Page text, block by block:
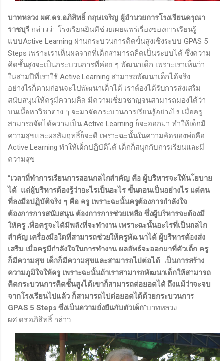
บาทหลวง ผศ.ดร.อภิสิทธิ์ กฤษเจริญ ผู้อำนวยการโรงเรียนดรุณา
ราชบุรี กล่าวว่า โรงเรียนยินดีช่วยเผยแพร่เรื่องของการเรียนรู้
แบบActive Learning ผ่านกระบวนการคิดขั้นสูงเชิงระบบ GPAS 5
Steps เพราะเราเห็นผลจากที่เด็กสามารถคิดเป็นระบบได้ ซึ่งความ
คิดชั้นสูงจะเป็นกระบวนการที่ค่อย ๆ พัฒนาเด็ก เพราะเราเห็นว่า
ในสามปีที่เราใช้ Active Learning สามารถพัฒนาเด็กได้จริง
อย่างไรก็ตามก่อนจะไปพัฒนาเด็กได้ เราต้องได้รับการส่งเสริม
สนับสนุนให้ครูมีความคิด มีความเชี่ยวชาญจนสามารถมองได้ว่า
บนเนื้อหาวิชาต่าง ๆ จะมาจัดกระบวนการเรียนรู้อย่างไร เมื่อครู
สามารถจัดได้ความเป็น Active Learning ก็จะออกมา ทำให้เด็กมี
ความสุขและผลสัมฤทธิ์ก็จะดี เพราะฉะนั้นในความคิดของพ่อคือ
Active Learning ทำให้เด็กปฏิบัติได้ เด็กก็สนุกกับการเรียนและมี
ความสุข
“เวลาที่ทำการเรียนการสอนกลไกสำคัญ คือ ผู้บริหารจะให้นโยบาย
ได้ แต่ผู้บริหารต้องรู้ว่าอะไรเป็นอะไร ขั้นตอนเป็นอย่างไร แต่คน
ที่ลงมือปฏิบัติจริง ๆ คือ ครู เพราะฉะนั้นครูต้องการกำลังใจ
ต้องการการสนับสนุน ต้องการการช่วยเหลือ ซึ่งผู้บริหารจะต้องมี
ให้ครู เพื่อครูจะได้มีพลังที่จะทำงาน เพราะฉะนั้นอะไรที่เป็นกลไก
สำคัญ เครื่องมือใดที่สามารถช่วยให้ครูพัฒนาได้ ผู้บริหารต้องส่ง
เสริม เมื่อครูมีกำลังใจในการทำงาน ผลลัพธ์จะออกมาที่ตัวเด็ก ครู
ก็มีความสุข เด็กก็มีความสุขและสามารถไปต่อได้ เป็นการสร้าง
ความภูมิใจให้ครู เพราะฉะนั้นถ้าเราสามารถพัฒนาเด็กให้สามารถ
คิดกระบวนการคิดชั้นสูงได้เขาก็สามารถต่อยอดได้ ถึงแม้ว่าจะจบ
จากโรงเรียนไปแล้ว ก็สามารถไปต่อยอดได้ด้วยกระบวนการ
GPAS 5 Steps ซึ่งเป็นความยั่งยืนกับตัวเด็ก”บาทหลวง
ผศ.ดร.อภิสิทธิ์ กล่าว